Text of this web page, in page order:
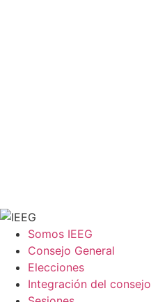
Somos IEEG
Consejo General
Elecciones
Integración del consejo